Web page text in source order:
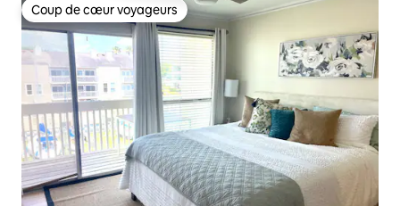
Coup de cœur voyageurs
Coup de cœur voyageurs